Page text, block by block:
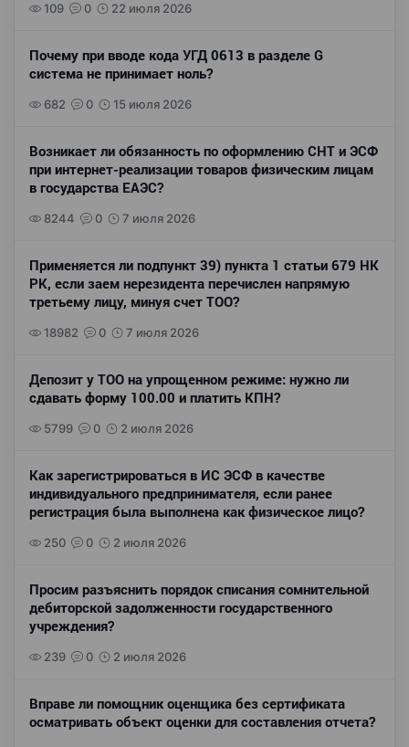
109 0 22 июля 2026
Почему при вводе кода УГД 0613 в разделе G
система не принимает ноль?
682 0 15 июля 2026
Возникает ли обязанность по оформлению СНТ и ЭСФ
при интернет-реализации товаров физическим лицам
в государства ЕАЭС?
8244 0 7 июля 2026
Применяется ли подпункт 39) пункта 1 статьи 679 НК
РК, если заем нерезидента перечислен напрямую
третьему лицу, минуя счет ТОО?
18982 0 7 июля 2026
Депозит у ТОО на упрощенном режиме: нужно ли
сдавать форму 100.00 и платить КПН?
5799 0 2 июля 2026
Как зарегистрироваться в ИС ЭСФ в качестве
индивидуального предпринимателя, если ранее
регистрация была выполнена как физическое лицо?
250 0 2 июля 2026
Просим разъяснить порядок списания сомнительной
дебиторской задолженности государственного
учреждения?
239 0 2 июля 2026
Вправе ли помощник оценщика без сертификата
осматривать объект оценки для составления отчета?